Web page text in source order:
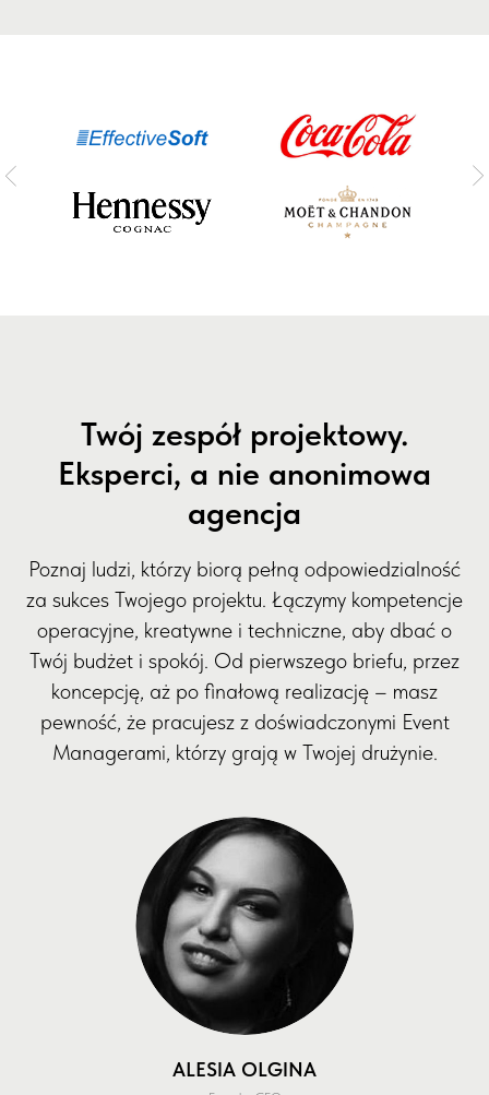
Twój zespół projektowy.
Eksperci, a nie anonimowa
agencja
Poznaj ludzi, którzy biorą pełną odpowiedzialność
za sukces Twojego projektu. Łączymy kompetencje
operacyjne, kreatywne i techniczne, aby dbać o
Twój budżet i spokój. Od pierwszego briefu, przez
koncepcję, aż po finałową realizację – masz
pewność, że pracujesz z doświadczonymi Event
Managerami, którzy grają w Twojej drużynie.
ALESIA OLGINA